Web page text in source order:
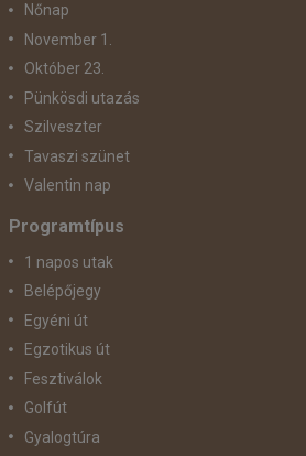
Nőnap
November 1.
Október 23.
Pünkösdi utazás
Szilveszter
Tavaszi szünet
Valentin nap
Programtípus
1 napos utak
Belépőjegy
Egyéni út
Egzotikus út
Fesztiválok
Golfút
Gyalogtúra